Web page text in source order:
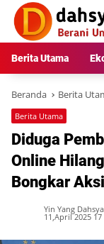
Langsung
konten
Berita Utama
Beranda Berita
Berita Utama
Diduga
Online
Bongkar
Yin Yang
11,April 2025 17